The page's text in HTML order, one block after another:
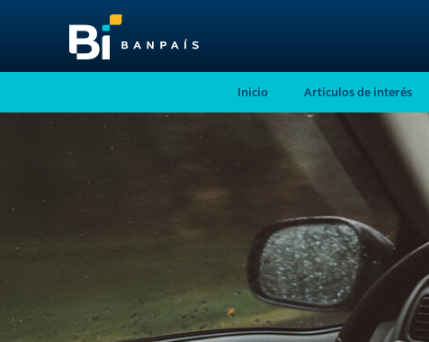
¡No te pierdas
nuevo contenido!
Suscríbete a nuestro blog y recibe
correo electrónico, las noticias más
Inicio Artículos de interés